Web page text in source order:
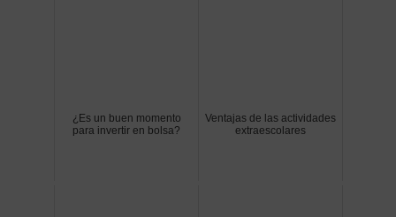
¿Es un buen momento
para invertir en bolsa?
Ventajas de las actividades
extraescolares